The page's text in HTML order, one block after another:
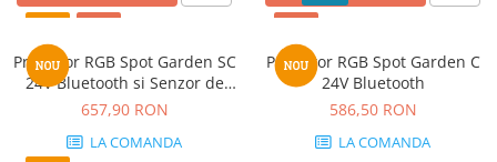
Proiector RGB Spot Garden SC
24V Bluetooth si Senzor de
miscare
657,90 RON
LA COMANDA
Proiector RGB Spot Garden C
24V Bluetooth
586,50 RON
LA COMANDA